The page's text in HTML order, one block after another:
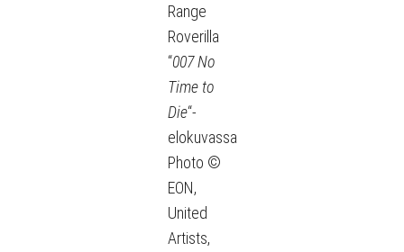
Range
Roverilla
“007 No
Time to
Die“-
elokuvassa
Photo ©
EON,
United
Artists,